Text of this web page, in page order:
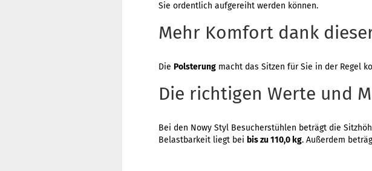
Sie ordentlich aufgereiht werden können.
Mehr Komfort dank
Die Polsterung macht das Sitzen für Sie in der Regel
Die richtigen Werte und
Bei den Nowy Styl Besucherstühlen beträgt die
Belastbarkeit liegt bei bis zu 110,0 kg. Außerdem